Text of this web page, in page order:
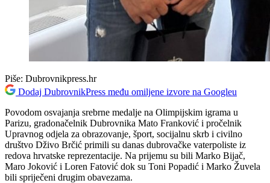
Piše: Dubrovnikpress.hr
Dodaj DubrovnikPress među omiljene izvore na Googleu
Povodom osvajanja srebrne medalje na Olimpijskim igrama u
Parizu, gradonačelnik Dubrovnika Mato Franković i pročelnik
Upravnog odjela za obrazovanje, šport, socijalnu skrb i civilno
društvo Dživo Brčić primili su danas dubrovačke vaterpoliste iz
redova hrvatske reprezentacije. Na prijemu su bili Marko Bijač,
Maro Joković i Loren Fatović dok su Toni Popadić i Marko Žuvela
bili spriječeni drugim obavezama.